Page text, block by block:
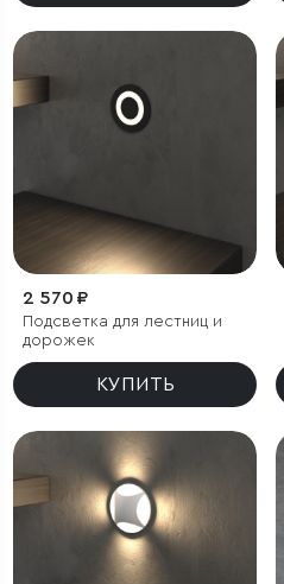
2 570 ₽
Подсветка для лестниц и
дорожек
КУПИТЬ